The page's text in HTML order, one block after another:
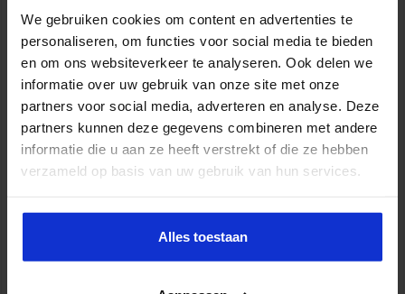
We gebruiken cookies om content en advertenties te
personaliseren, om functies voor social media te bieden
en om ons websiteverkeer te analyseren. Ook delen we
informatie over uw gebruik van onze site met onze
partners voor social media, adverteren en analyse. Deze
partners kunnen deze gegevens combineren met andere
informatie die u aan ze heeft verstrekt of die ze hebben
verzameld op basis van uw gebruik van hun services.
Alles toestaan
Verkorte opleiding Rekencoördinator PO
ONDERWIJS